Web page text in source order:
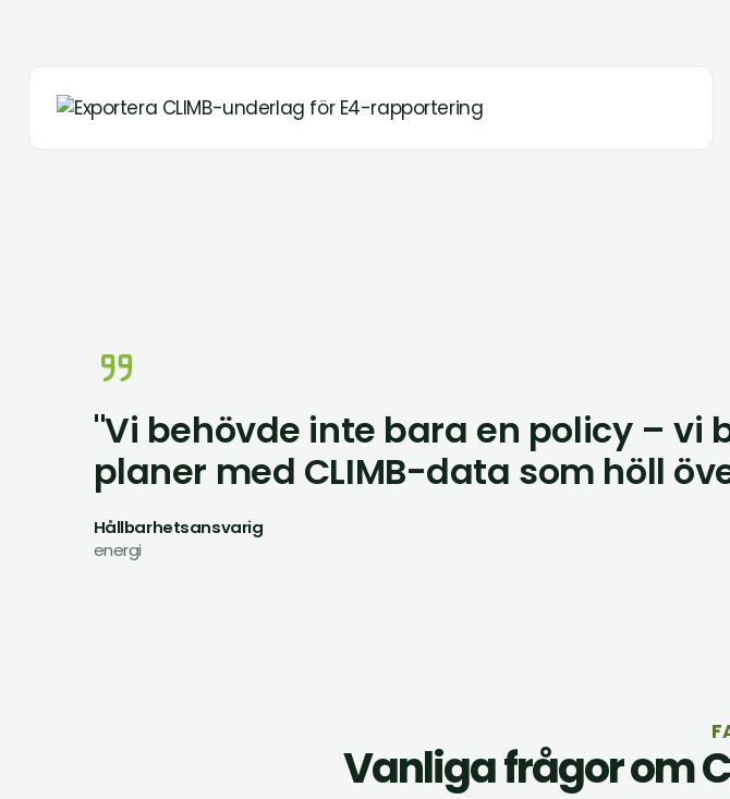
"Vi behövde inte bara en policy –
planer med CLIMB-data som höll
Hållbarhetsansvarig
energi
Vanliga frågor om